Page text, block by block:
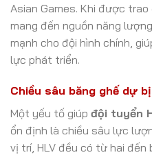
Asian Games. Khi được
mang đến nguồn năng
mạnh cho đội hình chính,
lực phát triển.
Chiều sâu băng ghế dự
Một yếu tố giúp đội tuyển
ổn định là chiều sâu lực
vị trí, HLV đều có từ hai